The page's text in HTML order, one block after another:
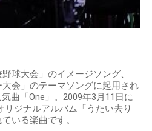
球大会」のイメージソング、
大会」のテーマソングに起用され
曲「One」。2009年3月11日に
ジナルアルバム「うたい去り
いる楽曲です。